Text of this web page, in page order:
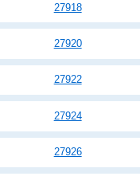
27918
27920
27922
27924
27926